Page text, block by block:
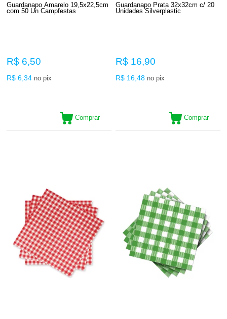
Guardanapo Amarelo 19,5x22,5cm
com 50 Un Campfestas
R$ 6,50
R$ 6,34 no pix
Comprar
Guardanapo Prata 32x32cm c/ 20
Unidades Silverplastic
R$ 16,90
R$ 16,48 no pix
Comprar